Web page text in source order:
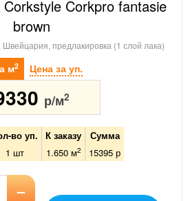
Corkpro fantasie
brown
предлакировка (1 слой лака)
м2 Цена за уп.
р/м2
во уп. К заказу
Сумма
1 шт 1.650 м2 15395 р
–